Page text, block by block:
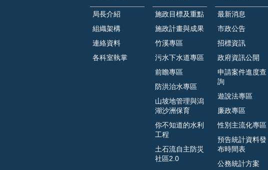
局長介紹
組織架構
連絡資料
各科室執掌
施政目標及重點
施政計畫與成果
竹溪專區
污水下水道專區
前瞻專區
防洪治水專區
山坡地管理與潟
湖沙洲保育
你不知道的水利
工程
土石流自主防災
社區2.0
最新消息
市政公告
招標資訊
政府資訊公開
申請案件進度查
詢
遊說法專區
廉政專區
性別主流化專區
預告統計資料發
布時間表
公務統計方案